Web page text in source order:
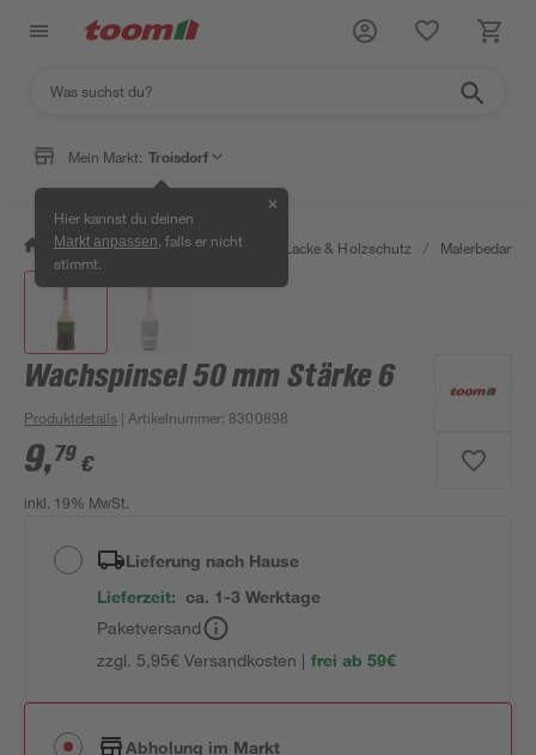
Mein Markt: Troisdorf
Hier kannst du deinen
Markt anpassen , falls er nicht
stimmt.
✕
/ Bauen & Renovieren / Farben, Lacke & Holzschutz / Malerbedarf
Wachspinsel 50 mm Stärke 6
Produktdetails | Artikelnummer: 8300898
9,79 €
inkl. 19% MwSt.
Lieferung nach Hause
Lieferzeit: ca. 1-3 Werktage
Paketversand
zzgl. 5,95€ Versandkosten | frei ab 59€
Abholung im Markt